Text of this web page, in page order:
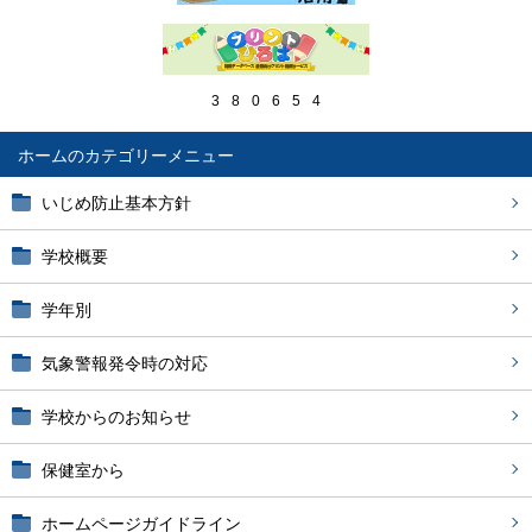
ホーム
いじめ防止基本方針
学校概要
学年別
気象警報発令時の対応
学校からのお知らせ
保健室から
ホームページガイドライン
3 8 0 6 5 4